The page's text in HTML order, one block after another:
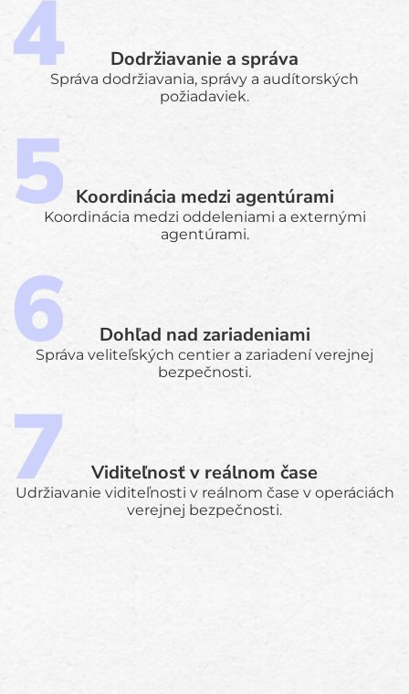
Dodržiavanie a správa
Správa dodržiavania, správy a audítorských
požiadaviek.
Koordinácia medzi agentúrami
Koordinácia medzi oddeleniami a externými
agentúrami.
Dohľad nad zariadeniami
Správa veliteľských centier a zariadení verejnej
bezpečnosti.
Viditeľnosť v reálnom čase
Udržiavanie viditeľnosti v reálnom čase v operáciách
verejnej bezpečnosti.